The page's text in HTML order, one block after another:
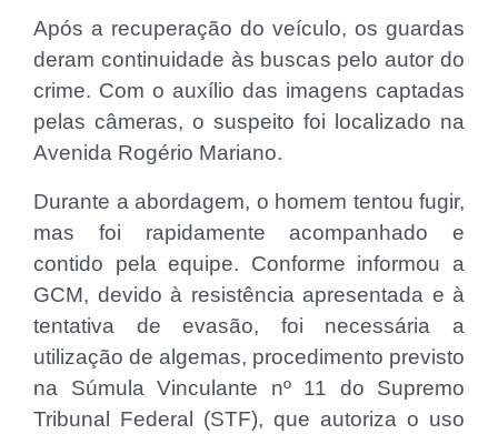
Após a recuperação do veículo, os guardas
deram continuidade às buscas pelo autor do
crime. Com o auxílio das imagens captadas
pelas câmeras, o suspeito foi localizado na
Avenida Rogério Mariano.
Durante a abordagem, o homem tentou fugir,
mas foi rapidamente acompanhado e
contido pela equipe. Conforme informou a
GCM, devido à resistência apresentada e à
tentativa de evasão, foi necessária a
utilização de algemas, procedimento previsto
na Súmula Vinculante nº 11 do Supremo
Tribunal Federal (STF), que autoriza o uso